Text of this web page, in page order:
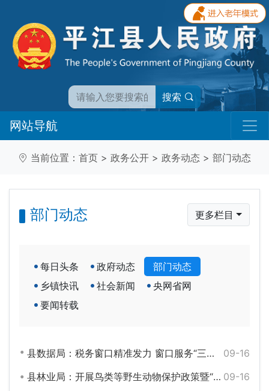
搜索
网站导航
当前位置： 首页 > 政务公开 > 政务动态 > 部门动态
部门动态 更多栏目
每日头条 政府动态
部门动态
乡镇快讯
社会新闻
央网省网
要闻转载
09-16
县数据局：税务窗口精准发力 窗口服务“三升三降”——平江县政务服务标准化建设工作专题报道
09-16
县林业局：开展鸟类等野生动物保护政策暨“防鸟网”使用宣讲活动